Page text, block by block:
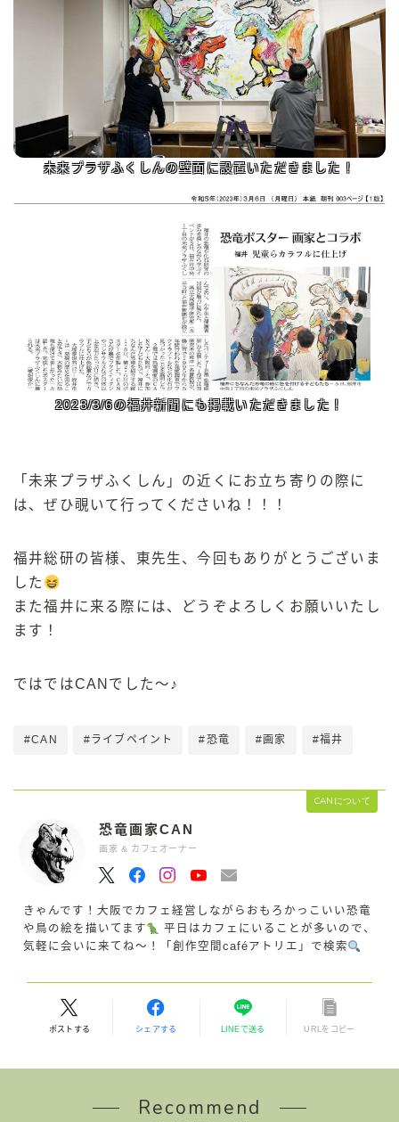
未来プラザふくしんの壁面に設置いただきました！
2023/3/6の福井新聞にも掲載いただきました！
「未来プラザふくしん」の近くにお立ち寄りの際に
は、ぜひ覗いて行ってくださいね！！！
福井総研の皆様、東先生、今回もありがとうございま
した
また福井に来る際には、どうぞよろしくお願いいたし
ます！
ではではCANでした〜♪
#CAN #ライブペイント #恐竜 #画家 #福井
CANについて
恐竜画家CAN
画家 & カフェオーナー
きゃんです！大阪でカフェ経営しながらおもろかっこいい恐竜
や鳥の絵を描いてます
平日はカフェにいることが多いので、
気軽に会いに来てね〜！「創作空間caféアトリエ」で検索
ポストする シェアする LINEで送る URLをコピー
Recommend